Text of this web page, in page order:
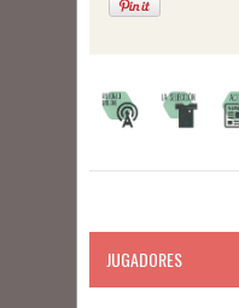
JUGADORES